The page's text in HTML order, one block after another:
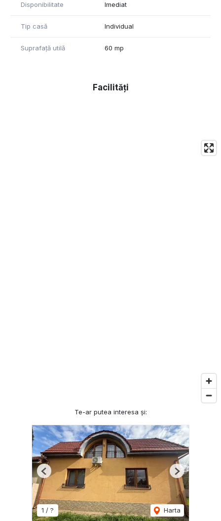
Disponibilitate Imediat
Tip casă Individual
Suprafață utilă 60 mp
Facilități
Te-ar putea interesa și:
1 / ? Harta
Previous Next